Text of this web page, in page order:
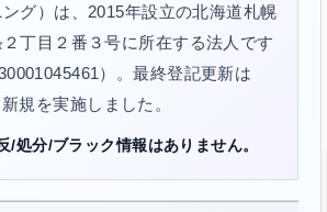
グ）は、2015年設立の北海道札幌
丁目２番３号に所在する法人です
）。最終登記更新は
規を実施しました。
/処分/ブラック情報はありません。